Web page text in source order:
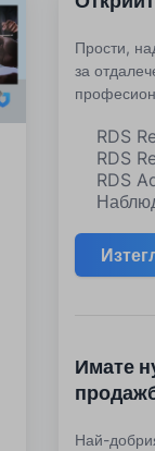
Прости,
за
RDS
RDS
RDS
Имате
Най-